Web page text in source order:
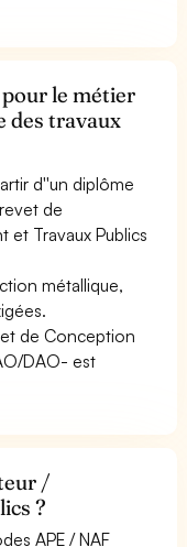
le métier
des travaux
d''un diplôme
de
et Travaux Publics
métallique,
de Conception
DAO- est
/
?
APE / NAF